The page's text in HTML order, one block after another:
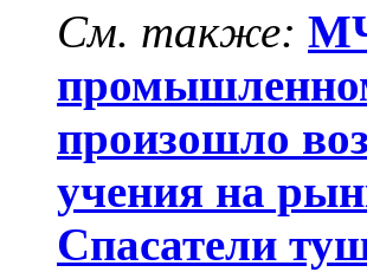
См. также:
произошло
учения на
Спасатели